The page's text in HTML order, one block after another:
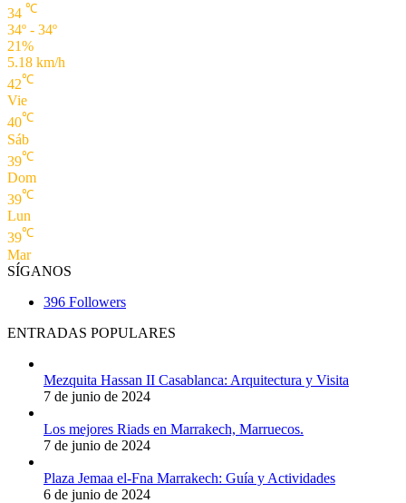
34 ℃
34º - 34º
21%
5.18 km/h
42℃
Vie
40℃
Sáb
39℃
Dom
39℃
Lun
39℃
Mar
SÍGANOS
396 Followers
ENTRADAS POPULARES
Mezquita Hassan II Casablanca: Arquitectura y Visita
7 de junio de 2024
Los mejores Riads en Marrakech, Marruecos.
7 de junio de 2024
Plaza Jemaa el-Fna Marrakech: Guía y Actividades
6 de junio de 2024